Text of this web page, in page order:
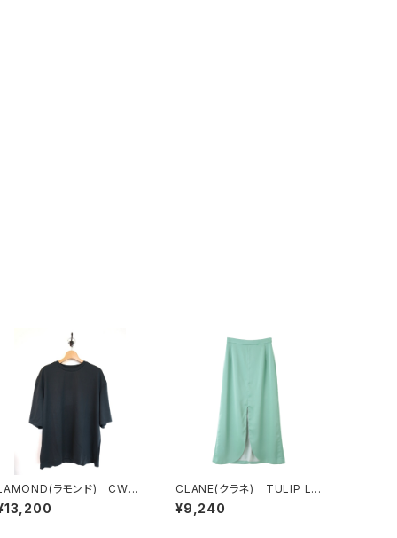
ラモンド) CWO
TEE
CLANE(クラネ) TULIP LI
NE SKIRT GREEN
¥9,240